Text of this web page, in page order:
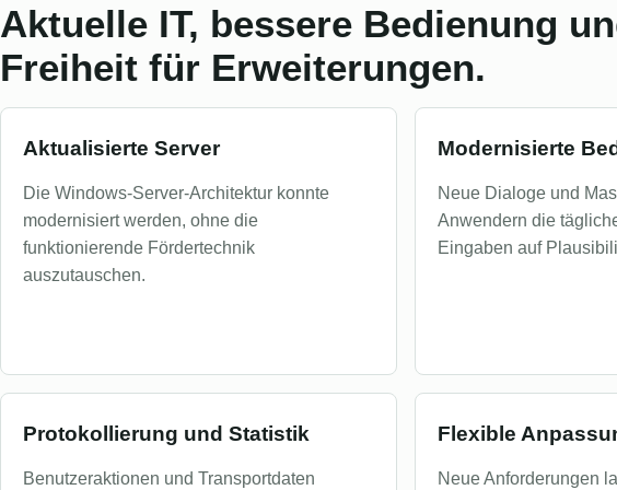
Aktuelle IT, bessere Bedienung
Freiheit für Erweiterungen.
Aktualisierte Server
Die Windows-Server-Architektur konnte
modernisiert werden, ohne die
funktionierende Fördertechnik
auszutauschen.
Modernisierte
Neue Dialoge und
Anwendern die
Eingaben auf
Protokollierung und Statistik
Benutzeraktionen und Transportdaten
Flexible
Neue Anforderungen